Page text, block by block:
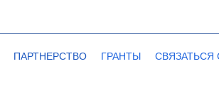
ПАРТНЕРСТВО ГРАНТЫ СВЯЗАТЬСЯ